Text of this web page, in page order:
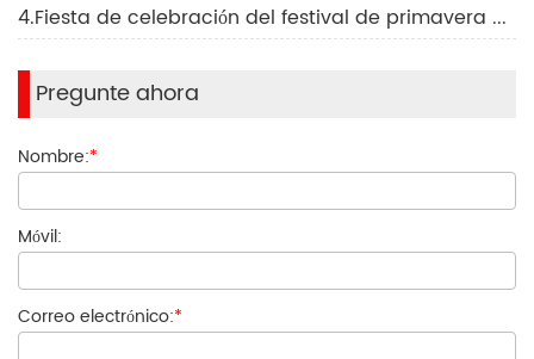
4.Fiesta de celebración del festival de primavera de 2008
Pregunte ahora
Nombre:*
Móvil:
Correo electrónico:*